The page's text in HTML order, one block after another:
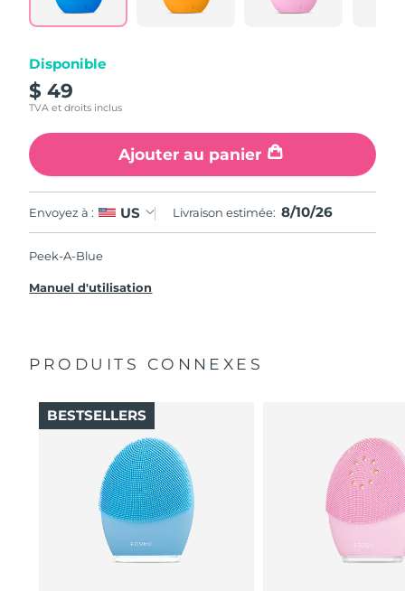
Disponible
$ 49
TVA et droits inclus
Ajouter au panier
Envoyez à : US Livraison estimée: 8/10/26
Peek-A-Blue
Manuel d'utilisation
PRODUITS CONNEXES
BESTSELLERS